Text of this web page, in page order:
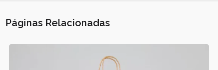
Páginas Relacionadas